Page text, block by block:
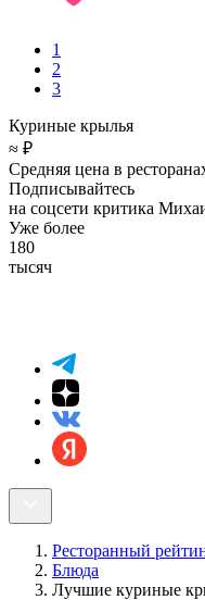
1
2
3
Куриные крылья
≈ ₽
Средняя цена в
Подписывайтесь
на соцсети критика
Уже более
180
тысяч
Ресторанный
Блюда
Лучшие куриные